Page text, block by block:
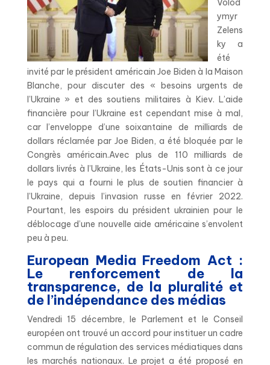
ymyr
Zelens
ky a
été
invité par le président américain Joe Biden à la Maison
Blanche, pour discuter des « besoins urgents de
l’Ukraine » et des soutiens militaires à Kiev. L’aide
financière pour l’Ukraine est cependant mise à mal,
car l’enveloppe d’une soixantaine de milliards de
dollars réclamée par Joe Biden, a été bloquée par le
Congrès américain.Avec plus de 110 milliards de
dollars livrés à l’Ukraine, les États-Unis sont à ce jour
le pays qui a fourni le plus de soutien financier à
l’Ukraine, depuis l’invasion russe en février 2022.
Pourtant, les espoirs du président ukrainien pour le
déblocage d’une nouvelle aide américaine s’envolent
peu à peu.
European Media Freedom Act :
Le renforcement de la
transparence, de la pluralité et
de l’indépendance des médias
Vendredi 15 décembre, le Parlement et le Conseil
européen ont trouvé un accord pour instituer un cadre
commun de régulation des services médiatiques dans
les marchés nationaux. Le projet a été proposé en